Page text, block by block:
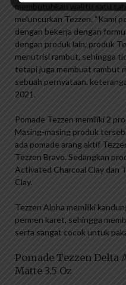
membutuhkan waktu satu
meluncurkan Tezzen. “Kami
dengan bekerja dengan
dengan produk lain, produk
menutrisi rambut, sehingga
tetapi juga membuat rambut
sebuah pernyataan.
2021.
Pomade Tezzen memiliki 2
Masing-masing produk
ada pomade arang aktif
Tezzen Bravo. Sedangkan
Activated Charcoal Clay dan
Clay.
Tezzen Alpha memiliki
permen karet, sehingga
serta sangat cocok untuk
Pomade Tezzen Delta
Matte 3.5 Oz